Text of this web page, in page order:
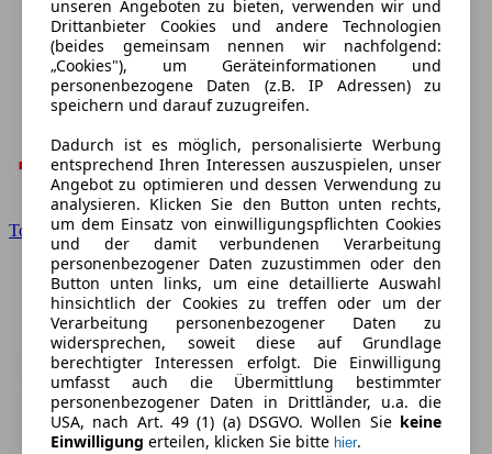
Toyota
unseren Angeboten zu bieten, verwenden wir und
Drittanbieter Cookies und andere Technologien
(beides gemeinsam nennen wir nachfolgend:
„Cookies"), um Geräteinformationen und
personenbezogene Daten (z.B. IP Adressen) zu
speichern und darauf zuzugreifen.
Dadurch ist es möglich, personalisierte Werbung
entsprechend Ihren Interessen auszuspielen, unser
Angebot zu optimieren und dessen Verwendung zu
analysieren. Klicken Sie den Button unten rechts,
um dem Einsatz von einwilligungspflichten Cookies
und der damit verbundenen Verarbeitung
personenbezogener Daten zuzustimmen oder den
Button unten links, um eine detaillierte Auswahl
hinsichtlich der Cookies zu treffen oder um der
Verarbeitung personenbezogener Daten zu
widersprechen, soweit diese auf Grundlage
berechtigter Interessen erfolgt. Die Einwilligung
umfasst auch die Übermittlung bestimmter
personenbezogener Daten in Drittländer, u.a. die
USA, nach Art. 49 (1) (a) DSGVO. Wollen Sie keine
Einwilligung erteilen, klicken Sie bitte hier.